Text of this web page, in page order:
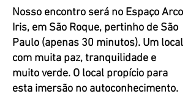
Nosso encontro será no Espaço Arco
Iris, em São Roque, pertinho de São
Paulo (apenas 30 minutos). Um local
com muita paz, tranquilidade e
muito verde. O local propício para
esta imersão no autoconhecimento.